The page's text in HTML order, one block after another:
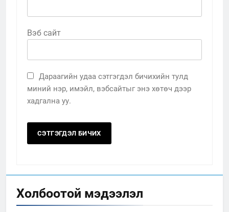
Вэб сайт
Дараагийн удаа сэтгэгдэл бичихийн тулд
миний нэр, имэйл, вэбсайтыг энэ хөтөч дээр
хадгална уу.
Холбоотой мэдээлэл